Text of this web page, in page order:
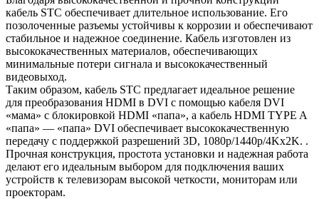
кабель STC обеспечивает длительное использование. Его
позолоченные разъемы устойчивы к коррозии и обеспечивают
стабильное и надежное соединение. Кабель изготовлен из
высококачественных материалов, обеспечивающих
минимальные потери сигнала и высококачественный
видеовыход.
Таким образом, кабель STC предлагает идеальное решение
для преобразования HDMI в DVI с помощью кабеля DVI
«мама» с блокировкой HDMI «папа», а кабель HDMI TYPE A
«папа» — «папа» DVI обеспечивает высококачественную
передачу с поддержкой разрешений 3D, 1080p/1440p/4Kx2K. .
Прочная конструкция, простота установки и надежная работа
делают его идеальным выбором для подключения ваших
устройств к телевизорам высокой четкости, мониторам или
проекторам.